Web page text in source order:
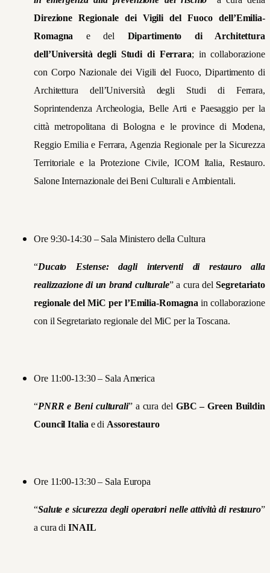
Direzione Regionale dei Vigili del Fuoco dell’Emilia-
Romagna e del Dipartimento di Architettura
dell’Università degli Studi di Ferrara; in collaborazione
con Corpo Nazionale dei Vigili del Fuoco, Dipartimento di
Architettura dell’Università degli Studi di Ferrara,
Soprintendenza Archeologia, Belle Arti e Paesaggio per la
città metropolitana di Bologna e le province di Modena,
Reggio Emilia e Ferrara, Agenzia Regionale per la Sicurezza
Territoriale e la Protezione Civile, ICOM Italia, Restauro.
Salone Internazionale dei Beni Culturali e Ambientali.
Ore 9:30-14:30 – Sala Ministero della Cultura
“Ducato Estense: dagli interventi di restauro alla
realizzazione di un brand culturale” a cura delSegretariato
regionale del MiC per l’Emilia-Romagna in collaborazione
con il Segretariato regionale del MiC per la Toscana.
Ore 11:00-13:30 – Sala America
“PNRR e Beni culturali” a cura del GBC – Green Buildin
Council Italia e di Assorestauro
Ore 11:00-13:30 – Sala Europa
“Salute e sicurezza degli operatori nelle attività di restauro”
a cura diINAIL